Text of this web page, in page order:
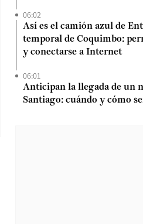
06:02
Así es el camión azul de
temporal de Coquimbo:
y conectarse a Internet
06:01
Anticipan la llegada de un
Santiago: cuándo y cómo